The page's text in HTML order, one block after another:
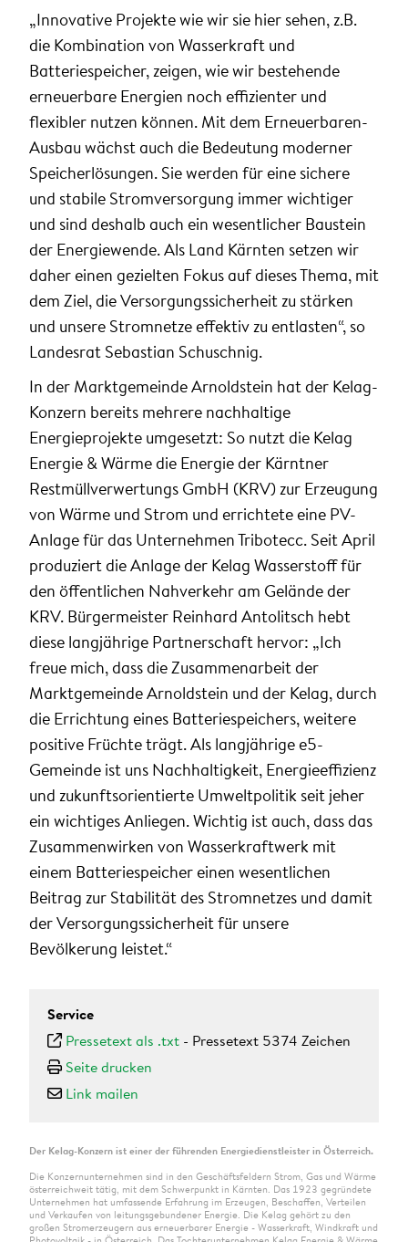
„Innovative Projekte wie wir sie hier sehen, z.B.
die Kombination von Wasserkraft und
Batteriespeicher, zeigen, wie wir bestehende
erneuerbare Energien noch effizienter und
flexibler nutzen können. Mit dem Erneuerbaren-
Ausbau wächst auch die Bedeutung moderner
Speicherlösungen. Sie werden für eine sichere
und stabile Stromversorgung immer wichtiger
und sind deshalb auch ein wesentlicher Baustein
der Energiewende. Als Land Kärnten setzen wir
daher einen gezielten Fokus auf dieses Thema, mit
dem Ziel, die Versorgungssicherheit zu stärken
und unsere Stromnetze effektiv zu entlasten“, so
Landesrat Sebastian Schuschnig.
In der Marktgemeinde Arnoldstein hat der Kelag-
Konzern bereits mehrere nachhaltige
Energieprojekte umgesetzt: So nutzt die Kelag
Energie & Wärme die Energie der Kärntner
Restmüllverwertungs GmbH (KRV) zur Erzeugung
von Wärme und Strom und errichtete eine PV-
Anlage für das Unternehmen Tribotecc. Seit April
produziert die Anlage der Kelag Wasserstoff für
den öffentlichen Nahverkehr am Gelände der
KRV. Bürgermeister Reinhard Antolitsch hebt
diese langjährige Partnerschaft hervor: „Ich
freue mich, dass die Zusammenarbeit der
Marktgemeinde Arnoldstein und der Kelag, durch
die Errichtung eines Batteriespeichers, weitere
positive Früchte trägt. Als langjährige e5-
Gemeinde ist uns Nachhaltigkeit, Energieeffizienz
und zukunftsorientierte Umweltpolitik seit jeher
ein wichtiges Anliegen. Wichtig ist auch, dass das
Zusammenwirken von Wasserkraftwerk mit
einem Batteriespeicher einen wesentlichen
Beitrag zur Stabilität des Stromnetzes und damit
der Versorgungssicherheit für unsere
Bevölkerung leistet.“
Service
Pressetext als .txt - Pressetext 5374 Zeichen
Seite drucken
Link mailen
Der Kelag-Konzern ist einer der führenden Energiedienstleister in Österreich.
Die Konzernunternehmen sind in den Geschäftsfeldern Strom, Gas und Wärme
österreichweit tätig, mit dem Schwerpunkt in Kärnten. Das 1923 gegründete
Unternehmen hat umfassende Erfahrung im Erzeugen, Beschaffen, Verteilen
und Verkaufen von leitungsgebundener Energie. Die Kelag gehört zu den
großen Stromerzeugern aus erneuerbarer Energie - Wasserkraft, Windkraft und